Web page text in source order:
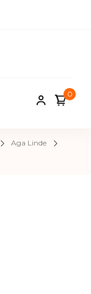
k
insumos
pintores,
0
Aga Linde